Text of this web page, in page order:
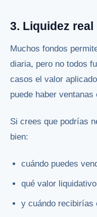
3. Liquidez real
Muchos fondos
diaria, pero no todos
casos el valor
puede haber
Si crees que podrías
bien:
cuándo puedes
qué valor
y cuándo recibirías